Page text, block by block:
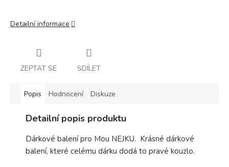
Detailní informace
ZEPTAT SE SDÍLET
Popis Hodnocení Diskuze
Detailní popis produktu
Dárkové balení pro Mou NEJKU. Krásné dárkové
balení, které celému dárku dodá to pravé kouzlo.